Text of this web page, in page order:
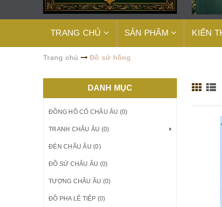
TRANG CHỦ SẢN PHẨM KIẾN
Trang chủ Đồ sứ hồng
DANH MỤC
ĐỒNG HỒ CỔ CHÂU ÂU (0)
TRANH CHÂU ÂU (0)
ĐÈN CHÂU ÂU (0)
ĐỒ SỨ CHÂU ÂU (0)
TƯỢNG CHÂU ÂU (0)
ĐỒ PHA LÊ TIỆP (0)